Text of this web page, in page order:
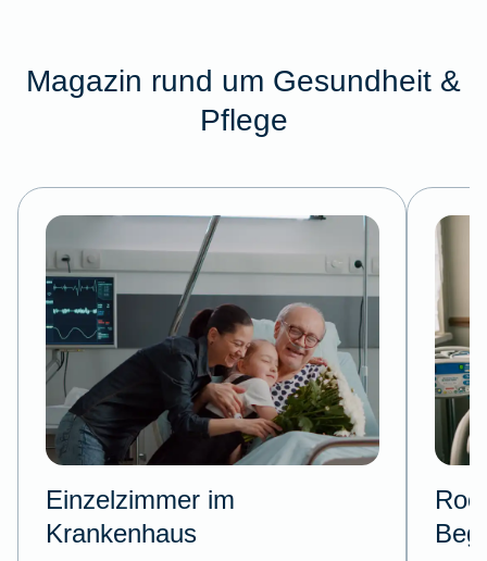
Magazin rund um Gesundheit &
Pflege
Einzelzimmer im
Krankenhaus